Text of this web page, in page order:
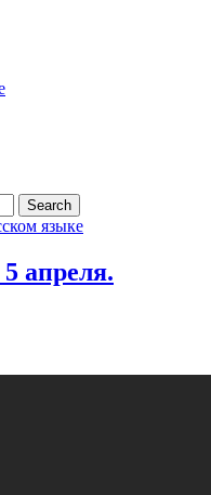
языке
апреля.